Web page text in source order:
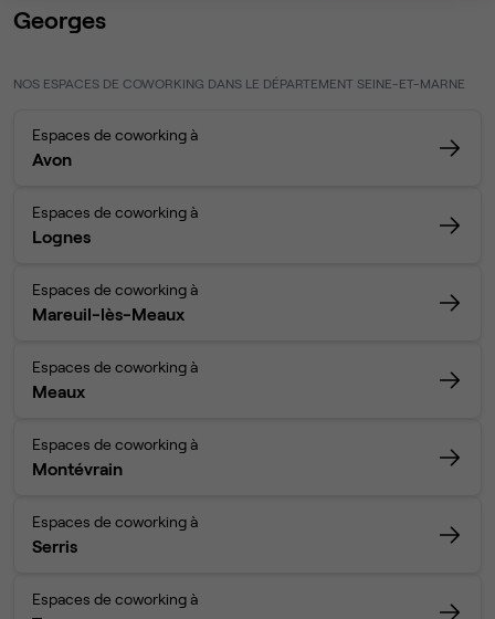
Georges
NOS ESPACES DE COWORKING DANS LE DÉPARTEMENT SEINE-ET-MARNE
Espaces de coworking à
Avon
Espaces de coworking à
Lognes
Espaces de coworking à
Mareuil-lès-Meaux
Espaces de coworking à
Meaux
Espaces de coworking à
Montévrain
Espaces de coworking à
Serris
Espaces de coworking à